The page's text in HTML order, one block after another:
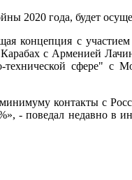
2020 года, будет
концепция с участием
с Арменией
технической сфере" с
контакты с
- поведал недавно в